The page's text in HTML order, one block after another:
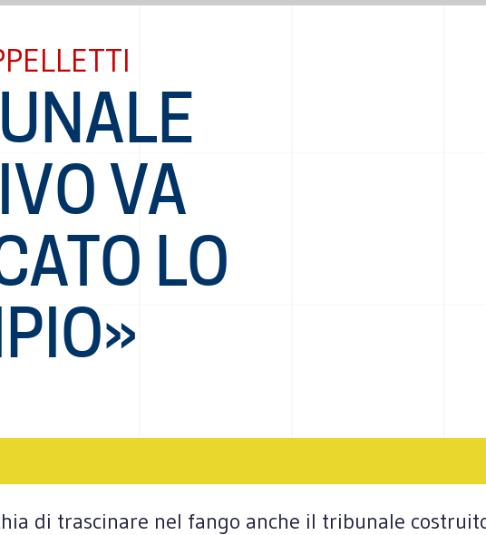
VA
LO
di trascinare nel fango anche il tribunale